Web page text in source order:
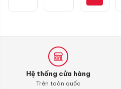
Liqui
Hệ thống cửa hàng
Trên toàn quốc